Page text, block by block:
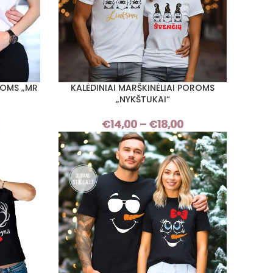
„MR
€18,00
PASIRINKTI SAVYBES
KALĖDINIAI MARŠKINĖLIAI POROMS
„NYKŠTUKAI“
€14,00 – €18,00
range:
€14,00
through
€18,00